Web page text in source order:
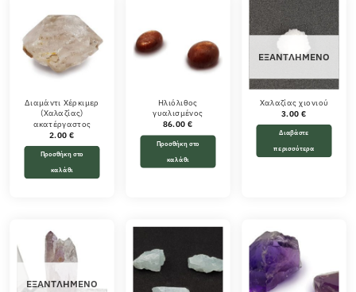
Διαμάντι Χέρκιμερ
(Χαλαζίας)
ακατέργαστος
2.00 €
Προσθήκη στο
καλάθι
Ηλιόλιθος
γυαλισμένος
86.00€
Προσθήκη στο
καλάθι
ΕΞΑΝΤΛΗΜΈΝΟ
Χαλαζίας χιονιού
3.00 €
Διαβάστε
περισσότερα
ΕΞΑΝΤΛΗΜΈΝΟ